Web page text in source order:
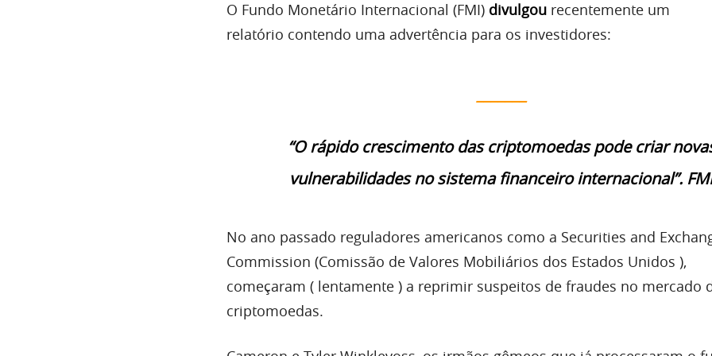
O Fundo Monetário Internacional (FMI) divulgou recentemente um
relatório contendo uma advertência para os investidores:
“O rápido crescimento das criptomoedas pode criar
vulnerabilidades no sistema financeiro internacional”.
No ano passado reguladores americanos como a Securities and
Commission (Comissão de Valores Mobiliários dos Estados Unidos ),
começaram ( lentamente ) a reprimir suspeitos de fraudes no mercado
criptomoedas.